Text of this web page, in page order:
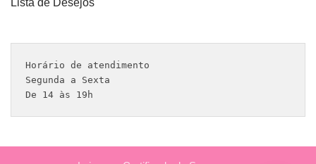
Horário de atendimento
Segunda a Sexta
De 14 às 19h